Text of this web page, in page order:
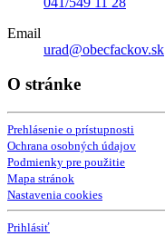
Email
urad@obecfackov.sk
O stránke
Prehlásenie o prístupnosti
Ochrana osobných údajov
Podmienky pre použitie
Mapa stránok
Nastavenia cookies
Prihlásiť